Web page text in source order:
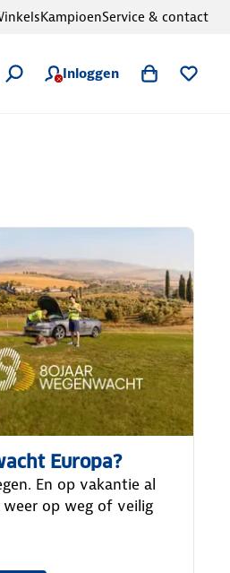
Inloggen
KampioenService & contact
Europa?
En op vakantie al
weer op weg of veilig